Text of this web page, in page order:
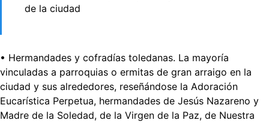
de la ciudad
• Hermandades y cofradías toledanas. La mayoría
vinculadas a parroquias o ermitas de gran arraigo en la
ciudad y sus alrededores, reseñándose la Adoración
Eucarística Perpetua, hermandades de Jesús Nazareno y
Madre de la Soledad, de la Virgen de la Paz, de Nuestra